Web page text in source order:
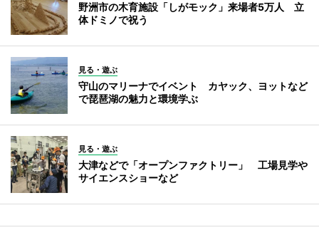
野洲市の木育施設「しがモック」来場者5万人 立
体ドミノで祝う
見る・遊ぶ
守山のマリーナでイベント カヤック、ヨットなど
で琵琶湖の魅力と環境学ぶ
見る・遊ぶ
大津などで「オープンファクトリー」 工場見学や
サイエンスショーなど